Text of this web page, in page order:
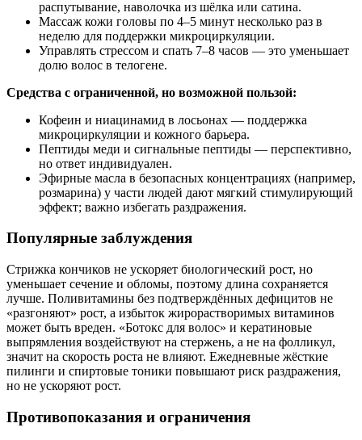
распутывание, наволочка из шёлка или сатина.
Массаж кожи головы по 4–5 минут несколько раз в
неделю для поддержки микроциркуляции.
Управлять стрессом и спать 7–8 часов — это уменьшает
долю волос в телогене.
Средства с ограниченной, но возможной пользой:
Кофеин и ниацинамид в лосьонах — поддержка
микроциркуляции и кожного барьера.
Пептиды меди и сигнальные пептиды — перспективно,
но ответ индивидуален.
Эфирные масла в безопасных концентрациях (например,
розмарина) у части людей дают мягкий стимулирующий
эффект; важно избегать раздражения.
Популярные заблуждения
Стрижка кончиков не ускоряет биологический рост, но
уменьшает сечение и обломы, поэтому длина сохраняется
лучше. Поливитамины без подтверждённых дефицитов не
«разгоняют» рост, а избыток жирорастворимых витаминов
может быть вреден. «Ботокс для волос» и кератиновые
выпрямления воздействуют на стержень, а не на фолликул,
значит на скорость роста не влияют. Ежедневные жёсткие
пилинги и спиртовые тоники повышают риск раздражения,
но не ускоряют рост.
Противопоказания и ограничения